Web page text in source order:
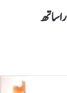
ساتھ